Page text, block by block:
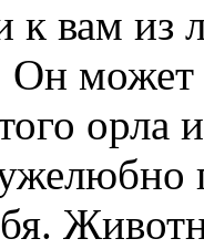
к вам
Он может
орла